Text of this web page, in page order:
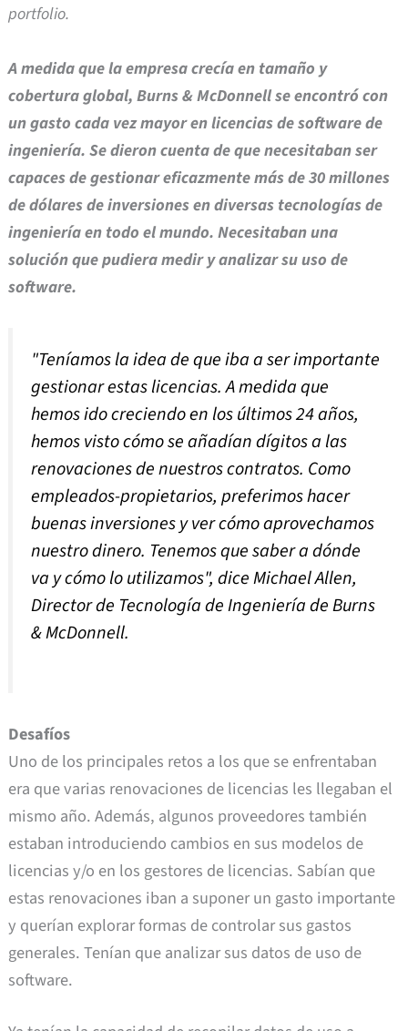
portfolio.
A medida que la empresa crecía en tamaño y
cobertura global, Burns & McDonnell se encontró con
un gasto cada vez mayor en licencias de software de
ingeniería. Se dieron cuenta de que necesitaban ser
capaces de gestionar eficazmente más de 30 millones
de dólares de inversiones en diversas tecnologías de
ingeniería en todo el mundo. Necesitaban una
solución que pudiera medir y analizar su uso de
software.
"Teníamos la idea de que iba a ser importante
gestionar estas licencias. A medida que
hemos ido creciendo en los últimos 24 años,
hemos visto cómo se añadían dígitos a las
renovaciones de nuestros contratos. Como
empleados-propietarios, preferimos hacer
buenas inversiones y ver cómo aprovechamos
nuestro dinero. Tenemos que saber a dónde
va y cómo lo utilizamos", dice Michael Allen,
Director de Tecnología de Ingeniería de Burns
& McDonnell.
Desafíos
Uno de los principales retos a los que se enfrentaban
era que varias renovaciones de licencias les llegaban el
mismo año. Además, algunos proveedores también
estaban introduciendo cambios en sus modelos de
licencias y/o en los gestores de licencias. Sabían que
estas renovaciones iban a suponer un gasto importante
y querían explorar formas de controlar sus gastos
generales. Tenían que analizar sus datos de uso de
software.